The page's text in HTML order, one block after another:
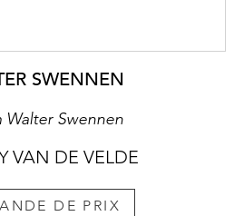
SWENNEN
Walter Swennen
VAN DE VELDE
DE PRIX